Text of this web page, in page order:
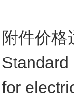
附件价
Standard
for